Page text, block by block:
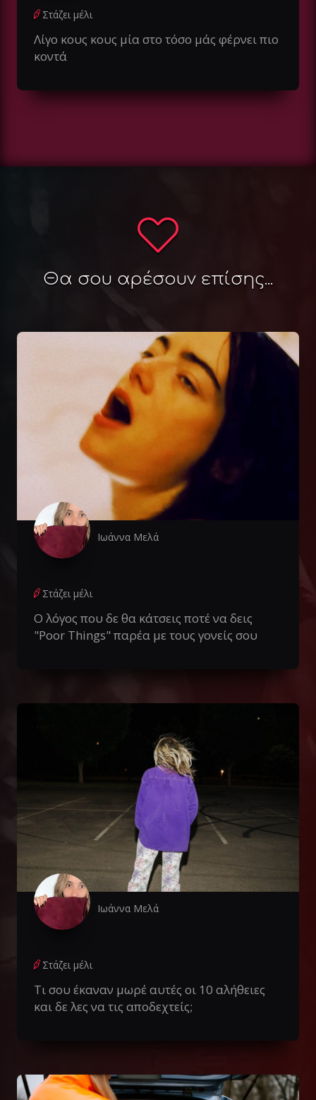
Στάζει μέλι
Λίγο κους κους μία στο τόσο μάς φέρνει πιο
κοντά
Θα σου αρέσουν επίσης...
Ιωάννα Μελά
Στάζει μέλι
Ο λόγος που δε θα κάτσεις ποτέ να δεις
"Poor Things" παρέα με τους γονείς σου
Ιωάννα Μελά
Στάζει μέλι
Tι σου έκαναν μωρέ αυτές οι 10 αλήθειες
και δε λες να τις αποδεχτείς;